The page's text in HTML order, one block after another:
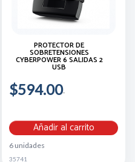
PROTECTOR DE
SOBRETENSIONES
CYBERPOWER 6 SALIDAS 2
USB
$594.00
Añadir al carrito
6 unidades
35741